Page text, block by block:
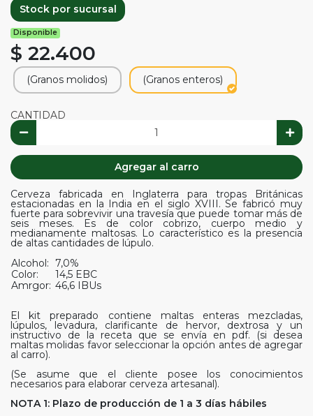
Stock por sucursal
Disponible
$ 22.400
(Granos molidos) (Granos enteros)
CANTIDAD
Agregar al carro
Cerveza fabricada en Inglaterra para tropas Británicas
estacionadas en la India en el siglo XVIII. Se fabricó muy
fuerte para sobrevivir una travesía que puede tomar más de
seis meses. Es de color cobrizo, cuerpo medio y
medianamente maltosas. Lo característico es la presencia
de altas cantidades de lúpulo.
Alcohol:
7,0%
Color:
14,5 EBC
Amrgor: 46,6 IBUs
El kit preparado contiene maltas enteras mezcladas,
lúpulos, levadura, clarificante de hervor, dextrosa y un
instructivo de la receta que se envía en pdf. (si desea
maltas molidas favor seleccionar la opción antes de agregar
al carro).
(Se asume que el cliente posee los conocimientos
necesarios para elaborar cerveza artesanal).
NOTA 1: Plazo de producción de 1 a 3 días hábiles